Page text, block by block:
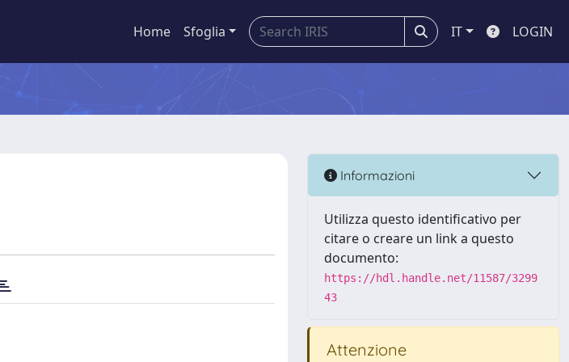
Home Sfoglia IT LOGIN
Informazioni
Utilizza questo identificativo per
citare o creare un link a questo
documento:
https://hdl.handle.net/11587/3299
43
Attenzione